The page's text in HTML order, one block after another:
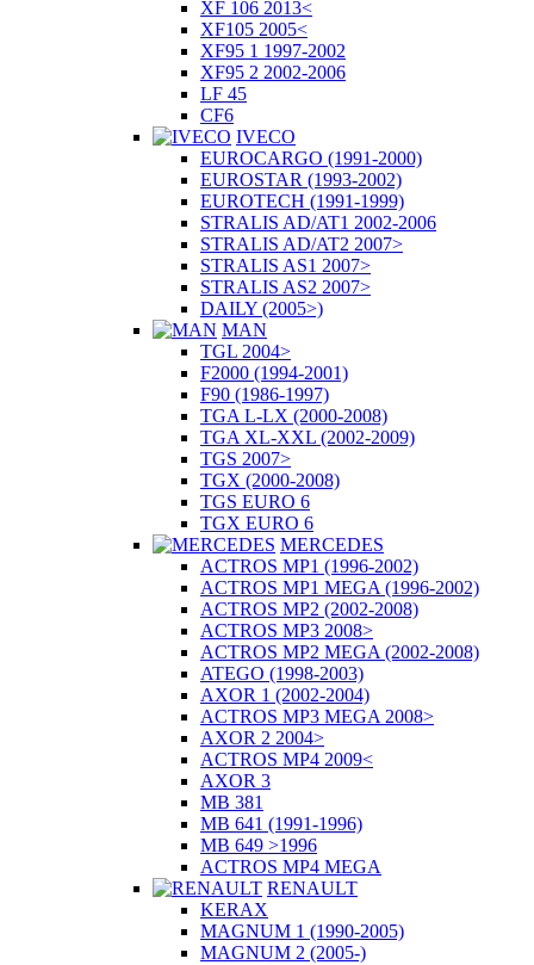
XF 106 2013<
XF105 2005<
XF95 1 1997-2002
XF95 2 2002-2006
LF 45
CF6
IVECO
EUROCARGO (1991-2000)
EUROSTAR (1993-2002)
EUROTECH (1991-1999)
STRALIS AD/AT1 2002-2006
STRALIS AD/AT2 2007>
STRALIS AS1 2007>
STRALIS AS2 2007>
DAILY (2005>)
MAN
TGL 2004>
F2000 (1994-2001)
F90 (1986-1997)
TGA L-LX (2000-2008)
TGA XL-XXL (2002-2009)
TGS 2007>
TGX (2000-2008)
TGS EURO 6
TGX EURO 6
MERCEDES
ACTROS MP1 (1996-2002)
ACTROS MP1 MEGA (1996-2002)
ACTROS MP2 (2002-2008)
ACTROS MP3 2008>
ACTROS MP2 MEGA (2002-2008)
ATEGO (1998-2003)
AXOR 1 (2002-2004)
ACTROS MP3 MEGA 2008>
AXOR 2 2004>
ACTROS MP4 2009<
AXOR 3
MB 381
MB 641 (1991-1996)
MB 649 >1996
ACTROS MP4 MEGA
RENAULT
KERAX
MAGNUM 1 (1990-2005)
MAGNUM 2 (2005-)